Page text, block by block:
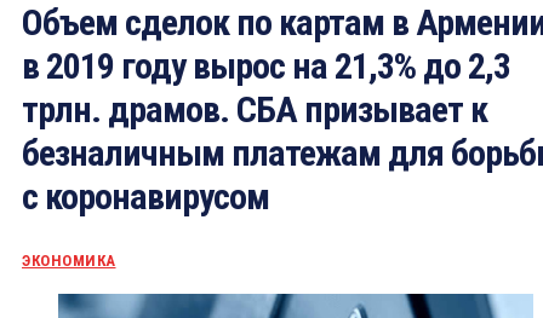
Объем сделок по картам в
в 2019 году вырос на 21,3% до 2,3
трлн. драмов. СБА призывает к
безналичным платежам для
с коронавирусом
ЭКОНОМИКА